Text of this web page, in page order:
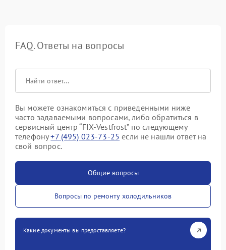
FAQ. Ответы на вопросы
Вы можете ознакомиться с приведенными ниже
часто задаваемыми вопросами, либо обратиться в
сервисный центр “FIX-Vestfrost” по следующему
телефону+7 (495) 023-73-25 если не нашли ответ на
свой вопрос.
Общие вопросы
Вопросы по ремонту холодильников
Какие документы вы предоставляете?